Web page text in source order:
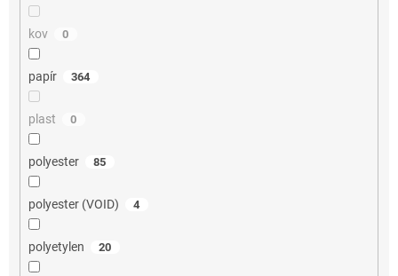
kov 0
papír 364
plast 0
polyester 85
polyester (VOID) 4
polyetylen 20